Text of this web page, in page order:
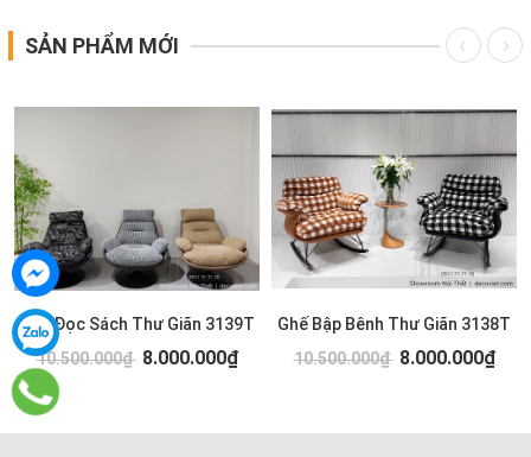
SẢN PHẨM MỚI
Ghế Đọc Sách Thư Giãn 3139T
10.500.000₫ 8.000.000₫
Ghế Bập Bênh Thư Giãn 3138T
10.500.000₫ 8.000.000₫